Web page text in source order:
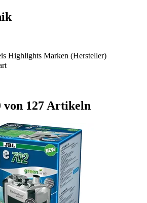
Highlights Marken (Hersteller)
von 127 Artikeln